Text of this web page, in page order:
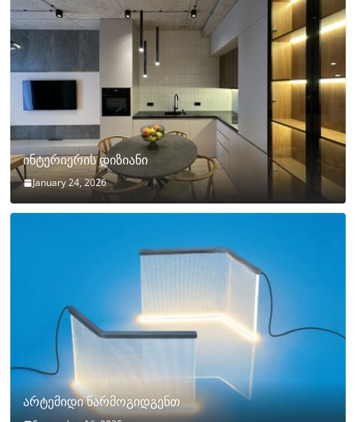
ინტერიერის დიზიანი
January 24, 2026
არტემიდი წარმოგიდგენთ